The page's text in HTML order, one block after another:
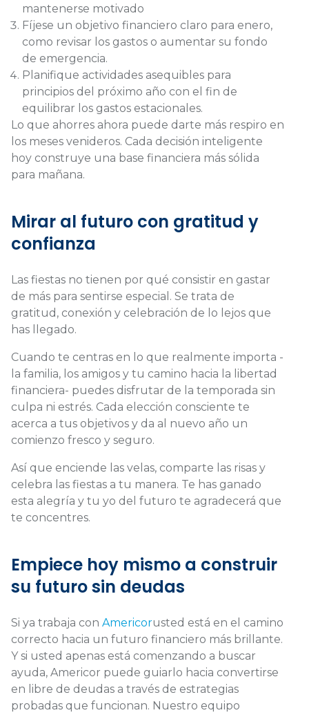
mantenerse motivado
Fíjese un objetivo financiero claro para enero,
como revisar los gastos o aumentar su fondo
de emergencia.
Planifique actividades asequibles para
principios del próximo año con el fin de
equilibrar los gastos estacionales.
Lo que ahorres ahora puede darte más respiro en
los meses venideros. Cada decisión inteligente
hoy construye una base financiera más sólida
para mañana.
Mirar al futuro con gratitud y
confianza
Las fiestas no tienen por qué consistir en gastar
de más para sentirse especial. Se trata de
gratitud, conexión y celebración de lo lejos que
has llegado.
Cuando te centras en lo que realmente importa -
la familia, los amigos y tu camino hacia la libertad
financiera- puedes disfrutar de la temporada sin
culpa ni estrés. Cada elección consciente te
acerca a tus objetivos y da al nuevo año un
comienzo fresco y seguro.
Así que enciende las velas, comparte las risas y
celebra las fiestas a tu manera. Te has ganado
esta alegría y tu yo del futuro te agradecerá que
te concentres.
Empiece hoy mismo a construir
su futuro sin deudas
Si ya trabaja con Americorusted está en el camino
correcto hacia un futuro financiero más brillante.
Y si usted apenas está comenzando a buscar
ayuda, Americor puede guiarlo hacia convertirse
en libre de deudas a través de estrategias
probadas que funcionan. Nuestro equipo